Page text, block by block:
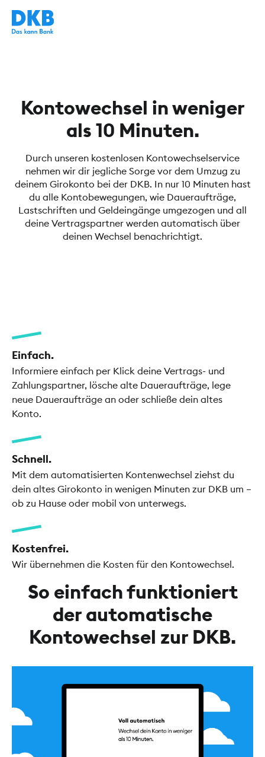
Kontowechsel in weniger
als 10 Minuten.
Durch unseren kostenlosen Kontowechselservice
nehmen wir dir jegliche Sorge vor dem Umzug zu
deinem Girokonto bei der DKB. In nur 10 Minuten hast
du alle Kontobewegungen, wie Daueraufträge,
Lastschriften und Geldeingänge umgezogen und all
deine Vertragspartner werden automatisch über
deinen Wechsel benachrichtigt.
Einfach.
Informiere einfach per Klick deine Vertrags- und
Zahlungspartner, lösche alte Daueraufträge, lege
neue Daueraufträge an oder schließe dein altes
Konto.
Schnell.
Mit dem automatisierten Kontenwechsel ziehst du
dein altes Girokonto in wenigen Minuten zur DKB um –
ob zu Hause oder mobil von unterwegs.
Kostenfrei.
Wir übernehmen die Kosten für den Kontowechsel.
So einfach funktioniert
der automatische
Kontowechsel zur DKB.